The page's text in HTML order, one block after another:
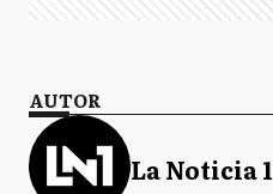
AUTOR
La Noticia 1